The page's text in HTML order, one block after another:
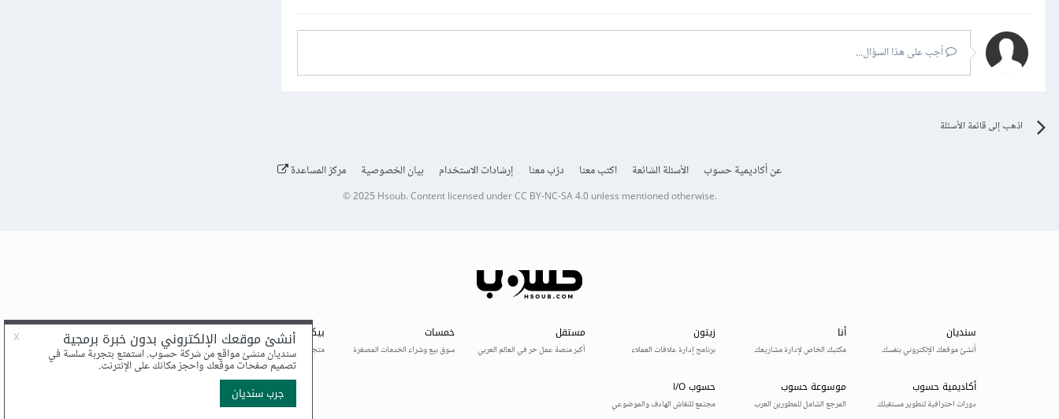
أجب على هذا السؤال...
اذهب إلى قائمة الأسئلة
عن أكاديمية حسوب الأسئلة الشائعة اكتب معنا درّب معنا إرشادات الاستخدام بيان الخصوصية مركز المساعدة
© 2025 Hsoub.Content licensed underCC BY-NC-SA 4.0unless mentioned otherwise.